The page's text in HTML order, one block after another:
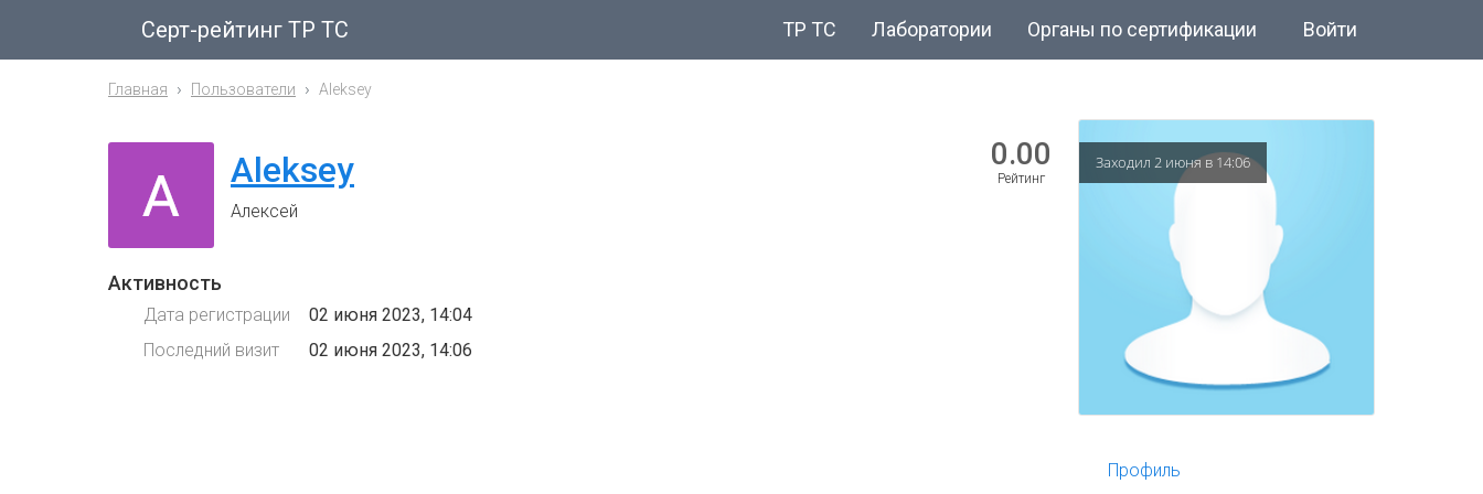
Серт-рейтинг ТР ТС ТР ТС Лаборатории Органы по сертификации Войти
Главная Пользователи Aleksey
Aleksey
Алексей
0.00
Рейтинг
Активность
Дата регистрации
02 июня 2023, 14:04
Последний визит
02 июня 2023, 14:06
Заходил 2 июня в 14:06
Профиль